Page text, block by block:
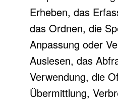
Erheben, das
das Ordnen, die
Anpassung oder
Auslesen, das
Verwendung, die
Übermittlung,